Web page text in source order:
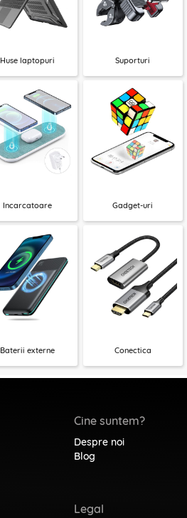
Huse laptopuri Suporturi
Incarcatoare Gadget-uri
Baterii externe Conectica
Cine suntem?
Despre noi
Blog
Legal